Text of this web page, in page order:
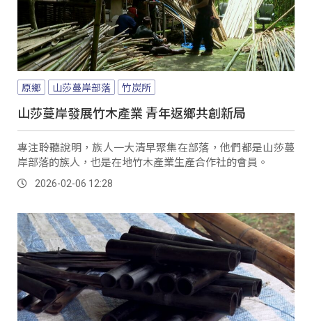
原鄉 山莎蔓岸部落 竹炭所
山莎蔓岸發展竹木產業 青年返鄉共創新局
專注聆聽說明，族人一大清早聚集在部落，他們都是山莎蔓
岸部落的族人，也是在地竹木產業生產合作社的會員。
2026-02-06 12:28